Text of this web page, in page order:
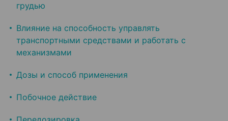
грудью
Влияние на способность управлять
транспортными средствами и работать с
механизмами
Дозы и способ применения
Побочное действие